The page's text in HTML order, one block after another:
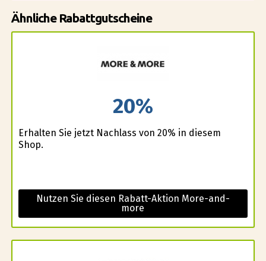
Ähnliche Rabattgutscheine
20%
Erhalten Sie jetzt Nachlass von 20% in diesem
Shop.
Nutzen Sie diesen Rabatt-Aktion More-and-
more